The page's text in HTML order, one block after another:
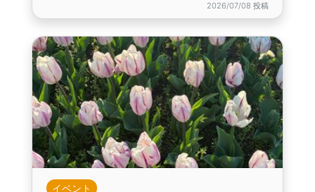
2026/07/08 投稿
イベント